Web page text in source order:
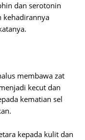
dan serotonin
kehadirannya
membawa zat
kecut dan
kematian sel
kepada kulit dan